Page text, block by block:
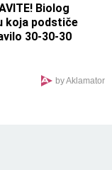
Biolog
koja podstiče
30-30-30
by Aklamator